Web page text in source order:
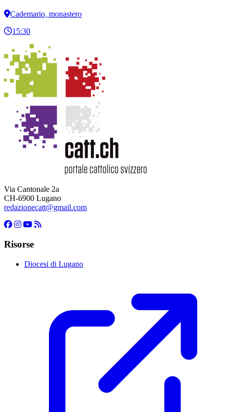
Cademario, monastero
15:30
Via Cantonale 2a
CH-6900 Lugano
redazionecatt@gmail.com
Risorse
Diocesi di Lugano